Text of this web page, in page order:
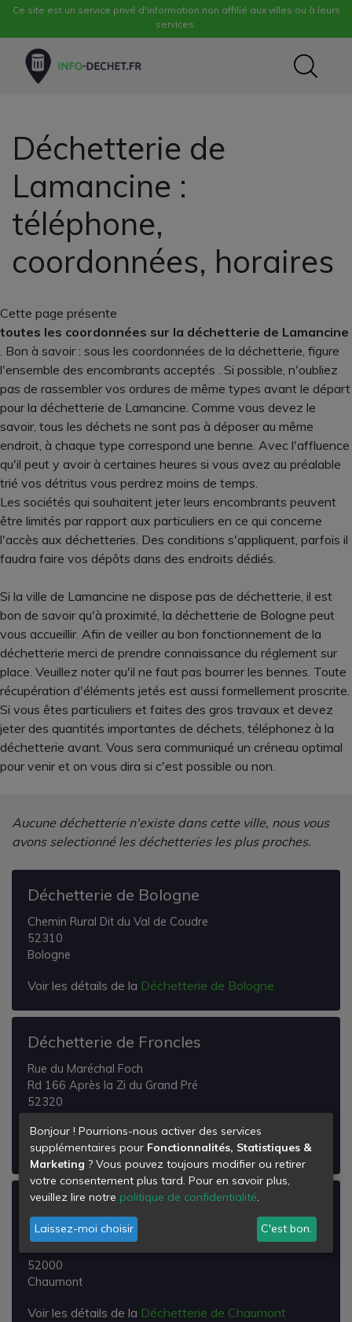
Ce site est un service privé d'information non affilié aux villes ou à leurs
services.
Déchetterie de
Lamancine :
téléphone,
coordonnées, horaires
Cette page présente
toutes les coordonnées sur la déchetterie de Lamancine
. Bon à savoir : sous les coordonnées de la déchetterie, figure
l'ensemble des encombrants acceptés . Si possible, n'oubliez
pas de rassembler vos ordures de même types avant le départ
pour la déchetterie de Lamancine. Comme vous devez le
savoir, tous les déchets ne sont pas à déposer au même
endroit, à chaque type correspond une benne. Avec l'affluence
qu'il peut y avoir à certaines heures si vous avez au préalable
trié vos détritus vous perdrez moins de temps.
Les sociétés qui souhaitent jeter leurs encombrants peuvent
être limités par rapport aux particuliers en ce qui concerne
l'accès aux déchetteries. Des conditions s'appliquent, parfois il
faudra faire vos dépôts dans des endroits dédiés.
Si la ville de Lamancine ne dispose pas de déchetterie, il est
bon de savoir qu'à proximité, la déchetterie de Bologne peut
vous accueillir. Afin de veiller au bon fonctionnement de la
déchetterie merci de prendre connaissance du réglement sur
place. Veuillez noter qu'il ne faut pas bourrer les bennes. Toute
récupération d'éléments jetés est aussi formellement proscrite.
Si vous êtes particuliers et faites des gros travaux et devez
jeter des quantités importantes de déchets, téléphonez à la
déchetterie avant. Vous sera communiqué un créneau optimal
pour venir et on vous dira si c'est possible ou non.
Aucune déchetterie n'existe dans cette ville, nous vous
avons selectionné les déchetteries les plus proches.
Déchetterie de Bologne
Chemin Rural Dit du Val de Coudre
52310
Bologne
Voir les détails de la Déchetterie de Bologne
Déchetterie de Froncles
Rue du Maréchal Foch
Rd 166 Après la Zi du Grand Pré
52320
Voir les détails de laDéchetterie de Froncles
Déchetterie de Chaumont Brottes
Rue de la Quellemêle
52000
Chaumont
Voir les détails de la Déchetterie de Chaumont
Bonjour ! Pourrions-nous activer des services
supplémentaires pour Fonctionnalités, Statistiques &
Marketing ? Vous pouvez toujours modifier ou retirer
votre consentement plus tard. Pour en savoir plus,
veuillez lire notre politique de confidentialité.
Laissez-moi choisir C'est bon.